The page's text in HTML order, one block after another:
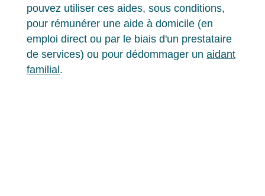
pouvez utiliser ces aides, sous conditions,
pour rémunérer une aide à domicile (en
emploi direct ou par le biais d'un prestataire
de services) ou pour dédommager un aidant
familial .